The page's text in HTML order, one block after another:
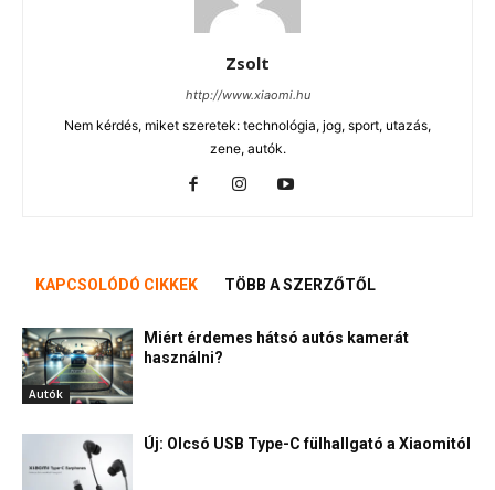
Zsolt
http://www.xiaomi.hu
Nem kérdés, miket szeretek: technológia, jog, sport, utazás,
zene, autók.
KAPCSOLÓDÓ CIKKEK TÖBB A SZERZŐTŐL
Autók
Miért érdemes hátsó autós kamerát
használni?
Új: Olcsó USB Type-C fülhallgató a Xiaomitól